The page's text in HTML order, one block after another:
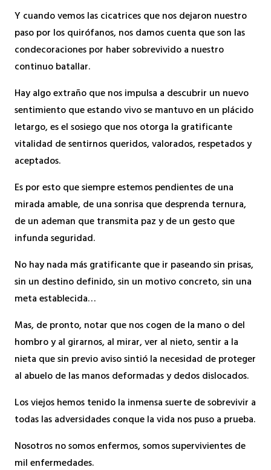
Y cuando vemos las cicatrices que nos dejaron nuestro
paso por los quirófanos, nos damos cuenta que son las
condecoraciones por haber sobrevivido a nuestro
continuo batallar.
Hay algo extraño que nos impulsa a descubrir un nuevo
sentimiento que estando vivo se mantuvo en un plácido
letargo, es el sosiego que nos otorga la gratificante
vitalidad de sentirnos queridos, valorados, respetados y
aceptados.
Es por esto que siempre estemos pendientes de una
mirada amable, de una sonrisa que desprenda ternura,
de un ademan que transmita paz y de un gesto que
infunda seguridad.
No hay nada más gratificante que ir paseando sin prisas,
sin un destino definido, sin un motivo concreto, sin una
meta establecida…
Mas, de pronto, notar que nos cogen de la mano o del
hombro y al girarnos, al mirar, ver al nieto, sentir a la
nieta que sin previo aviso sintió la necesidad de proteger
al abuelo de las manos deformadas y dedos dislocados.
Los viejos hemos tenido la inmensa suerte de sobrevivir a
todas las adversidades conque la vida nos puso a prueba.
Nosotros no somos enfermos, somos supervivientes de
mil enfermedades.